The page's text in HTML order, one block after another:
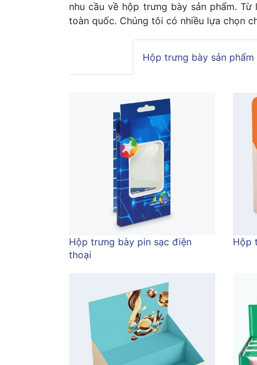
nhu cầu về hộp trưng bày sản phẩm.
toàn quốc. Chúng tôi có nhiều lựa chọn
Hộp trưng bày sản phẩm
Hộp trưng bày pin sạc điện
thoại
Hộp